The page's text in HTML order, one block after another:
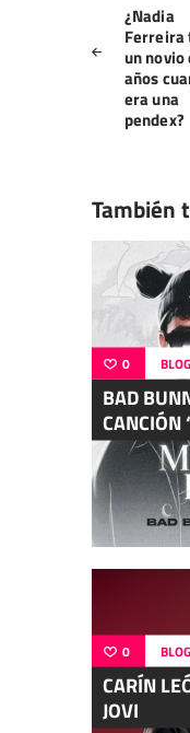
entradas
¿Nadia
Ferreira
un novio
años
era una
pendex?
También
0 BLOG
BAD
CANCIÓN
0 BLOG
CARÍN
JOVI